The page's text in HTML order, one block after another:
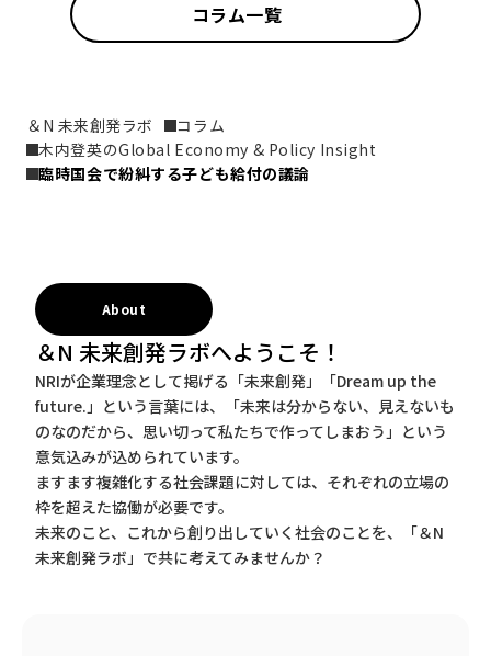
コラム一覧
＆N 未来創発ラボ
コラム
木内登英のGlobal Economy & Policy Insight
臨時国会で紛糾する子ども給付の議論
About
＆N 未来創発ラボへようこそ！
NRIが企業理念として掲げる「未来創発」「Dream up the
future.」という言葉には、「未来は分からない、見えないも
のなのだから、思い切って私たちで作ってしまおう」という
意気込みが込められています。
ますます複雑化する社会課題に対しては、それぞれの立場の
枠を超えた協働が必要です。
未来のこと、これから創り出していく社会のことを、「＆N
未来創発ラボ」で共に考えてみませんか？